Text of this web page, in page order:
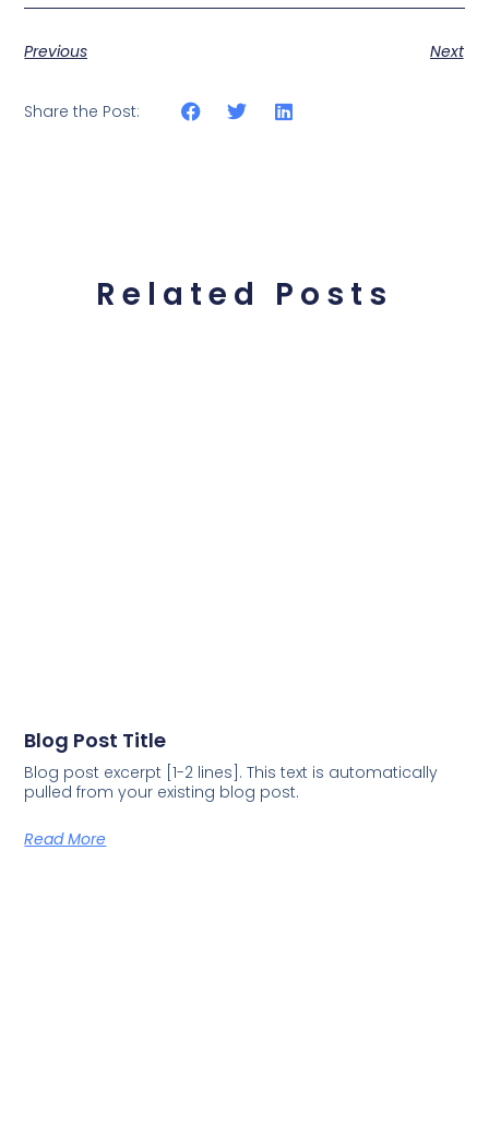
Previous Next
Share the Post:
Related Posts
Blog Post Title
Blog post excerpt [1-2 lines]. This text is automatically
pulled from your existing blog post.
Read More